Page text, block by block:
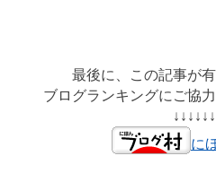
最後に、この記事が
ブログランキングにご協
に